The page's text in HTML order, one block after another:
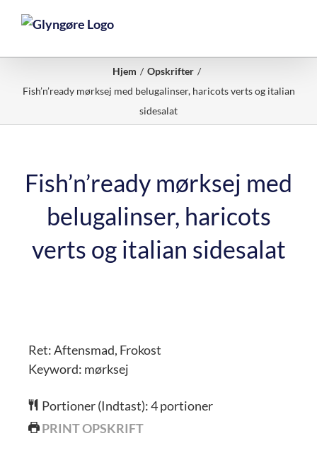
Hjem
Opskrifter
Fish’n’ready mørksej med belugalinser, haricots verts og italian
sidesalat
Fish’n’ready mørksej med
belugalinser, haricots
verts og italian sidesalat
Ret:Aftensmad, Frokost
Keyword: mørksej
Portioner (Indtast):4portioner
PRINT OPSKRIFT